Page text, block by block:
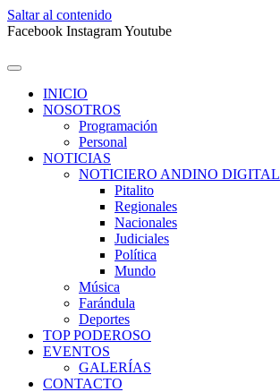
Saltar al contenido
Facebook InstagramYoutube
INICIO
NOSOTROS
Programación
Personal
NOTICIAS
NOTICIERO ANDINO DIGITAL
Pitalito
Regionales
Nacionales
Judiciales
Política
Mundo
Música
Farándula
Deportes
TOP PODEROSO
EVENTOS
GALERÍAS
CONTACTO